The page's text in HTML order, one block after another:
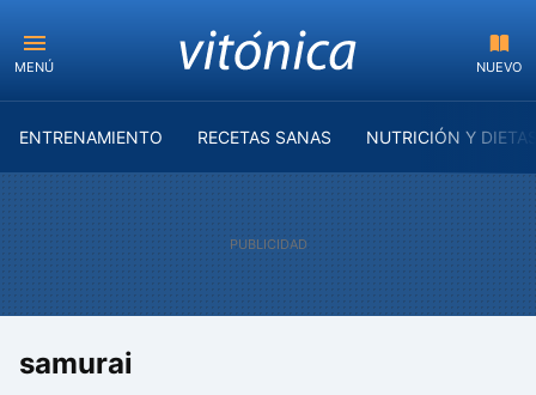
MENÚ NUEVO
ENTRENAMIENTO RECETAS SANAS NUTRICIÓN Y
samurai